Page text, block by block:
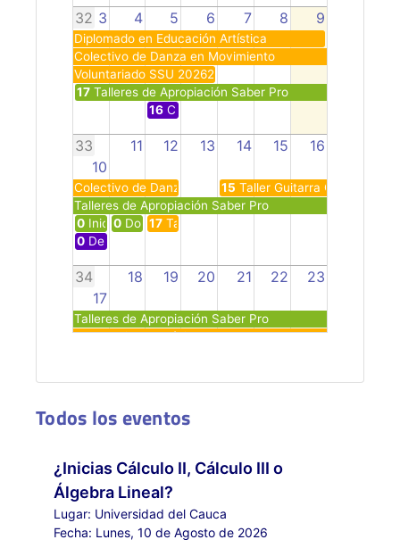
32 3 4 5 6 7 8 9
Diplomado en Educación Artística
Colectivo de Danza en Movimiento
Voluntariado SSU 20262
17 Talleres de Apropiación Saber Pro
16 Club de Caminantes Paso a Pasos
33
10
11 12 13 14 15 16
Colectivo de Danza en Movimiento
15 Taller Guitarra Clásica
Talleres de Apropiación Saber Pro
0 Inicias Cálculo II Cálculo III o Álgebra Lineal
0 Domina la Programación Inteligencia Artificial y
17 Taller Danza Urbana
0 Deporte para Todos
34
17
18 19 20 21 22 23
Talleres de Apropiación Saber Pro
Taller Guitarra Clásica
19
35
24
25 26 27 28 29
Talleres de Apropiación Saber Pro
Taller Guitarra Clásica
Taller de Escritura para el Concurso de Poesía
Todos los eventos
¿Inicias Cálculo II, Cálculo III o
Álgebra Lineal?
Lugar: Universidad del Cauca
Fecha: Lunes, 10 de Agosto de 2026